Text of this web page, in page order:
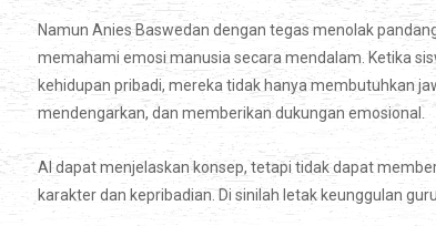
Namun Anies Baswedan dengan tegas menolak
memahami emosi manusia secara mendalam. Ketika
kehidupan pribadi, mereka tidak hanya membutuhkan
mendengarkan, dan memberikan dukungan emosional.
AI dapat menjelaskan konsep, tetapi tidak dapat
karakter dan kepribadian. Di sinilah letak keunggulan